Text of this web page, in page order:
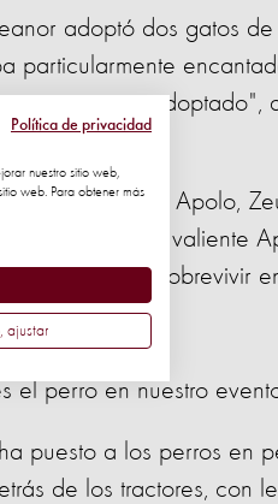
adoptó dos gatos
particularmente
que sea adoptado",
del Olimpo - Apolo,
Dirigido por el valiente
para sobrevivir
el perro en nuestro
puesto a los perros en
de los tractores, con
Política de privacidad
nuestro sitio web,
web. Para obtener más
ajustar